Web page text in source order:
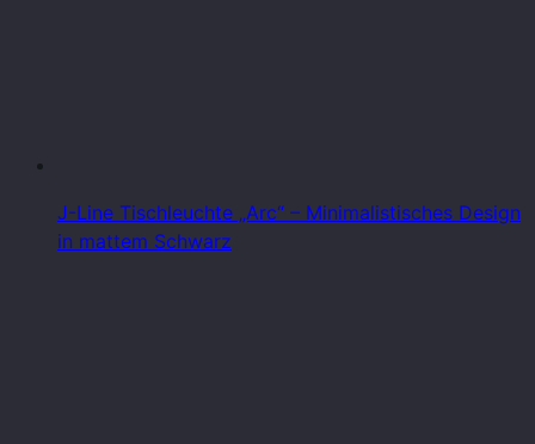
J-Line Tischleuchte „Arc“ – Minimalistisches Design
in mattem Schwarz